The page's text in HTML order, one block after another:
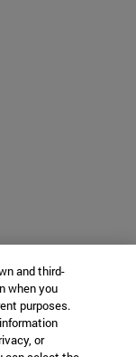
and third-
when you
purposes.
or